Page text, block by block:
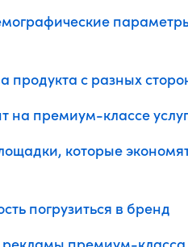
продукта с разных
на премиум-классе
которые
погрузиться в бренд